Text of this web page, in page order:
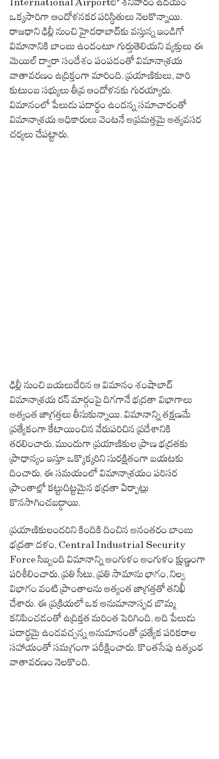
ఒక్కసారిగా ఆందోళనకర పరిస్థితులు నెలకొన్నాయి.
రాజధాని ఢిల్లీ నుంచి హైదరాబాద్‌కు వస్తున్న ఇండిగో
విమానానికి బాంబు ఉందంటూ గుర్తుతెలియని వ్యక్తులు ఈ
మెయిల్ ద్వారా సందేశం పంపడంతో విమానాశ్రయ
వాతావరణం ఉద్రిక్తంగా మారింది. ప్రయాణికులు, వారి
కుటుంబ సభ్యులు తీవ్ర ఆందోళనకు గురయ్యారు.
విమానంలో పేలుడు పదార్థం ఉందన్న సమాచారంతో
విమానాశ్రయ అధికారులు వెంటనే అప్రమత్తమై అత్యవసర
చర్యలు చేపట్టారు.
ఢిల్లీ నుంచి బయలుదేరిన ఆ విమానం శంషాబాద్
విమానాశ్రయ రన్ మార్గంపై దిగగానే భద్రతా విభాగాలు
అత్యంత జాగ్రత్తలు తీసుకున్నాయి. విమానాన్ని తక్షణమే
ప్రత్యేకంగా కేటాయించిన వేరుపరిచిన ప్రదేశానికి
తరలించారు. ముందుగా ప్రయాణికుల ప్రాణ భద్రతకు
ప్రాధాన్యం ఇస్తూ ఒక్కొక్కరిని సురక్షితంగా బయటకు
దించారు. ఈ సమయంలో విమానాశ్రయం పరిసర
ప్రాంతాల్లో కట్టుదిట్టమైన భద్రతా ఏర్పాట్లు
కొనసాగించబడ్డాయి.
ప్రయాణికులందరిని కిందికి దించిన అనంతరం బాంబు
భద్రతా దళం, Central Industrial Security
Force సిబ్బంది విమానాన్ని అంగుళం అంగుళం క్షుణ్ణంగా
పరిశీలించారు. ప్రతి సీటు, ప్రతి సామాను భాగం, నిల్వ
విభాగం వంటి ప్రాంతాలను అత్యంత జాగ్రత్తతో తనిఖీ
చేశారు. ఈ ప్రక్రియలో ఒక అనుమానాస్పద బొమ్మ
కనిపించడంతో ఉద్రిక్తత మరింత పెరిగింది. అది పేలుడు
పదార్థమై ఉండవచ్చన్న అనుమానంతో ప్రత్యేక పరికరాల
సహాయంతో సమగ్రంగా పరీక్షించారు. కొంతసేపు ఉత్కంఠ
వాతావరణం నెలకొంది.